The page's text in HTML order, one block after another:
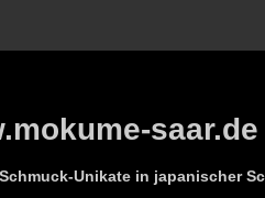
Schmuck-Unikate in japanischer